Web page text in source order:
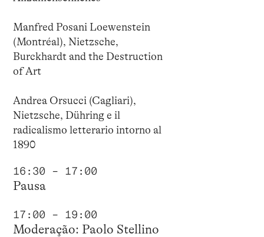
Manfred Posani Loewenstein
(Montréal), Nietzsche,
Burckhardt and the Destruction
of Art
Andrea Orsucci (Cagliari),
Nietzsche, Dühring e il
radicalismo letterario intorno al
1890
16:30 – 17:00
Pausa
17:00 – 19:00
Moderação: Paolo Stellino